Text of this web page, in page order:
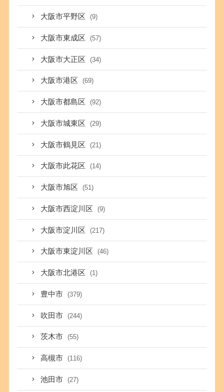
大阪市平野区 (9)
大阪市東成区 (57)
大阪市大正区 (34)
大阪市港区 (69)
大阪市都島区 (92)
大阪市城東区 (29)
大阪市鶴見区 (21)
大阪市此花区 (14)
大阪市旭区 (51)
大阪市西淀川区 (9)
大阪市淀川区 (217)
大阪市東淀川区 (46)
大阪市北港区 (1)
豊中市 (379)
吹田市 (244)
茨木市 (55)
高槻市 (116)
池田市 (27)